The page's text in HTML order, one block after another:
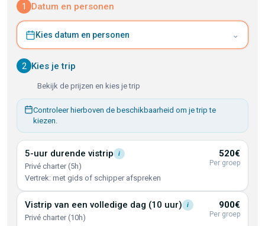
1 Datum en personen
Kies datum en personen ⌄
2 Kies je trip
Bekijk de prijzen en kies je trip
Controleer hierboven de beschikbaarheid om je trip te
kiezen.
5-uur durende vistrip i
Privé charter (5h)
Vertrek: met gids of schipper afspreken
520€
Per groep
Vistrip van een volledige dag (10 uur) i
Privé charter (10h)
900€
Per groep